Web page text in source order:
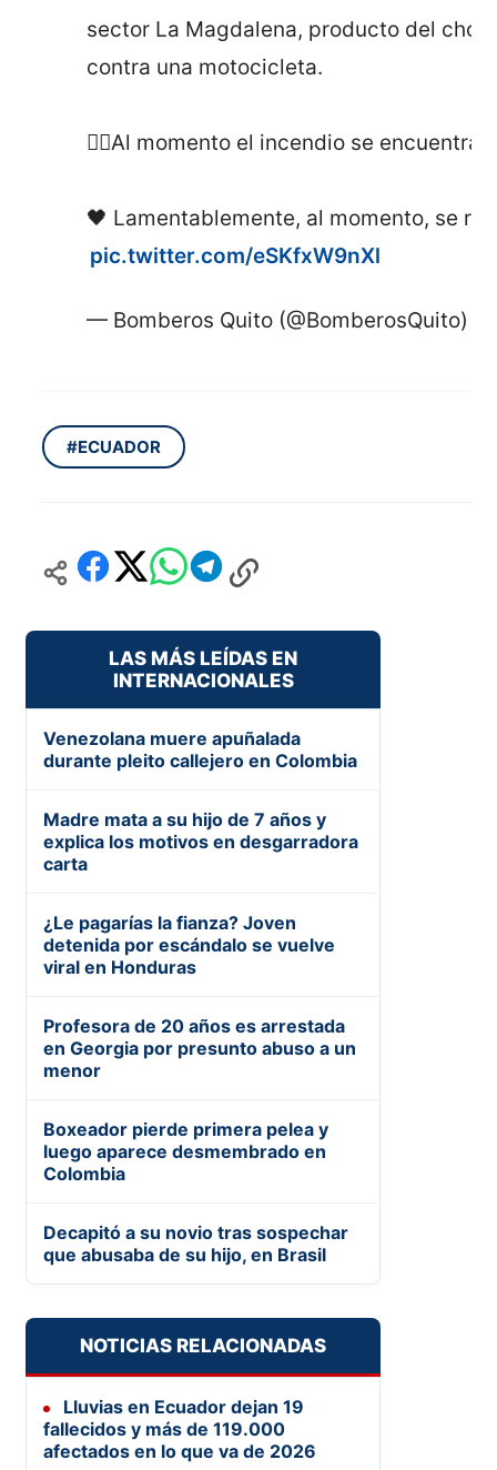
sector La Magdalena, producto del
contra una motocicleta.
👉🏼Al momento el incendio se encuentra
🖤 Lamentablemente, al momento, se
pic.twitter.com/eSKfxW9nXl
— Bomberos Quito (@BomberosQuito)
#ECUADOR
LAS MÁS LEÍDAS EN
INTERNACIONALES
Venezolana muere apuñalada
durante pleito callejero en Colombia
Madre mata a su hijo de 7 años y
explica los motivos en desgarradora
carta
¿Le pagarías la fianza? Joven
detenida por escándalo se vuelve
viral en Honduras
Profesora de 20 años es arrestada
en Georgia por presunto abuso a un
menor
Boxeador pierde primera pelea y
luego aparece desmembrado en
Colombia
Decapitó a su novio tras sospechar
que abusaba de su hijo, en Brasil
NOTICIAS RELACIONADAS
Lluvias en Ecuador dejan 19
fallecidos y más de 119.000
afectados en lo que va de 2026